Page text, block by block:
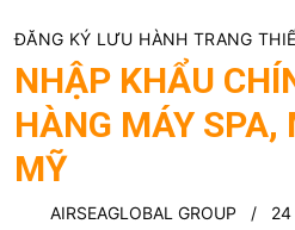
ĐĂNG KÝ LƯU HÀNH TRANG
NHẬP KHẨU
HÀNG MÁY SPA,
MỸ
AIRSEAGLOBAL GROUP 24